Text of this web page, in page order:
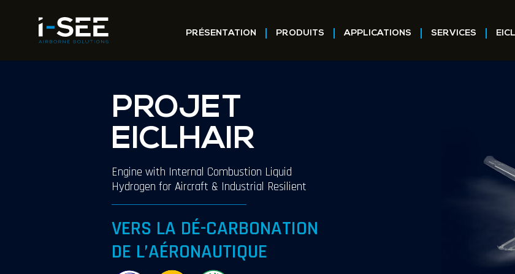
PRÉSENTATION PRODUITS APPLICATIONS SERVICES
PROJET
EICLHAIR
Engine with Internal Combustion Liquid
Hydrogen for Aircraft & Industrial Resilient
VERS LA DÉ-CARBONATION
DE L’AÉRONAUTIQUE